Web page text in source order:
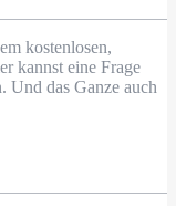
kostenlosen,
kannst eine Frage
Und das Ganze auch